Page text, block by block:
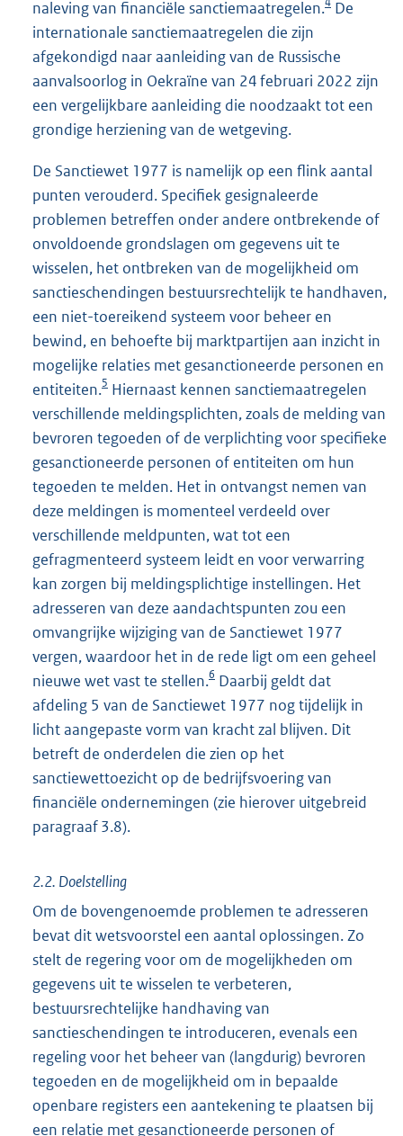
naleving van financiële sanctiemaatregelen. De
internationale sanctiemaatregelen die zijn
afgekondigd naar aanleiding van de Russische
aanvalsoorlog in Oekraïne van 24 februari 2022 zijn
een vergelijkbare aanleiding die noodzaakt tot een
grondige herziening van de wetgeving.
De Sanctiewet 1977 is namelijk op een flink aantal
punten verouderd. Specifiek gesignaleerde
problemen betreffen onder andere ontbrekende of
onvoldoende grondslagen om gegevens uit te
wisselen, het ontbreken van de mogelijkheid om
sanctieschendingen bestuursrechtelijk te handhaven,
een niet-toereikend systeem voor beheer en
bewind, en behoefte bij marktpartijen aan inzicht in
mogelijke relaties met gesanctioneerde personen en
entiteiten.5 Hiernaast kennen sanctiemaatregelen
verschillende meldingsplichten, zoals de melding van
bevroren tegoeden of de verplichting voor specifieke
gesanctioneerde personen of entiteiten om hun
tegoeden te melden. Het in ontvangst nemen van
deze meldingen is momenteel verdeeld over
verschillende meldpunten, wat tot een
gefragmenteerd systeem leidt en voor verwarring
kan zorgen bij meldingsplichtige instellingen. Het
adresseren van deze aandachtspunten zou een
omvangrijke wijziging van de Sanctiewet 1977
vergen, waardoor het in de rede ligt om een geheel
nieuwe wet vast te stellen.6 Daarbij geldt dat
afdeling 5 van de Sanctiewet 1977 nog tijdelijk in
licht aangepaste vorm van kracht zal blijven. Dit
betreft de onderdelen die zien op het
sanctiewettoezicht op de bedrijfsvoering van
financiële ondernemingen (zie hierover uitgebreid
paragraaf 3.8).
2.2. Doelstelling
Om de bovengenoemde problemen te adresseren
bevat dit wetsvoorstel een aantal oplossingen. Zo
stelt de regering voor om de mogelijkheden om
gegevens uit te wisselen te verbeteren,
bestuursrechtelijke handhaving van
sanctieschendingen te introduceren, evenals een
regeling voor het beheer van (langdurig) bevroren
tegoeden en de mogelijkheid om in bepaalde
openbare registers een aantekening te plaatsen bij
een relatie met gesanctioneerde personen of